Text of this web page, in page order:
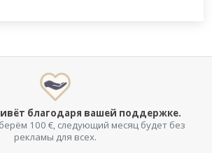
благодаря вашей поддержке.
100 €, следующий месяц будет без
рекламы для всех.